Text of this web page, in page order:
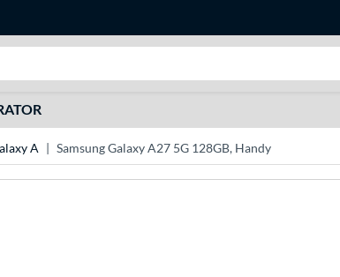
A Samsung Galaxy A27 5G 128GB, Handy